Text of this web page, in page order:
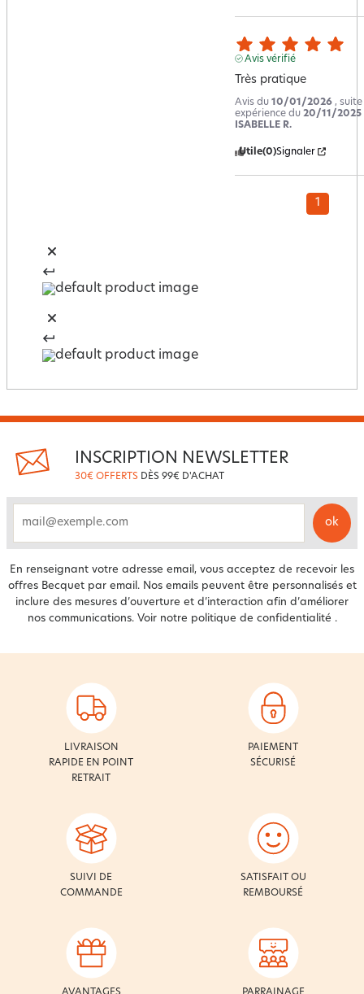
Avis vérifié
Très pratique
Avis du 10/01/2026 , suite
expérience du 20/11/2025
ISABELLE R.
Utile(0)Signaler
1
INSCRIPTION NEWSLETTER
30€ OFFERTS DÈS 99€ D'ACHAT
ok
En renseignant votre adresse email, vous acceptez de recevoir les
offres Becquet par email. Nos emails peuvent être personnalisés et
inclure des mesures d’ouverture et d’interaction afin d’améliorer
nos communications. Voir notre politique de confidentialité .
LIVRAISON
RAPIDE EN POINT
RETRAIT
PAIEMENT
SÉCURISÉ
SUIVI DE
COMMANDE
SATISFAIT OU
REMBOURSÉ
AVANTAGES
PARRAINAGE